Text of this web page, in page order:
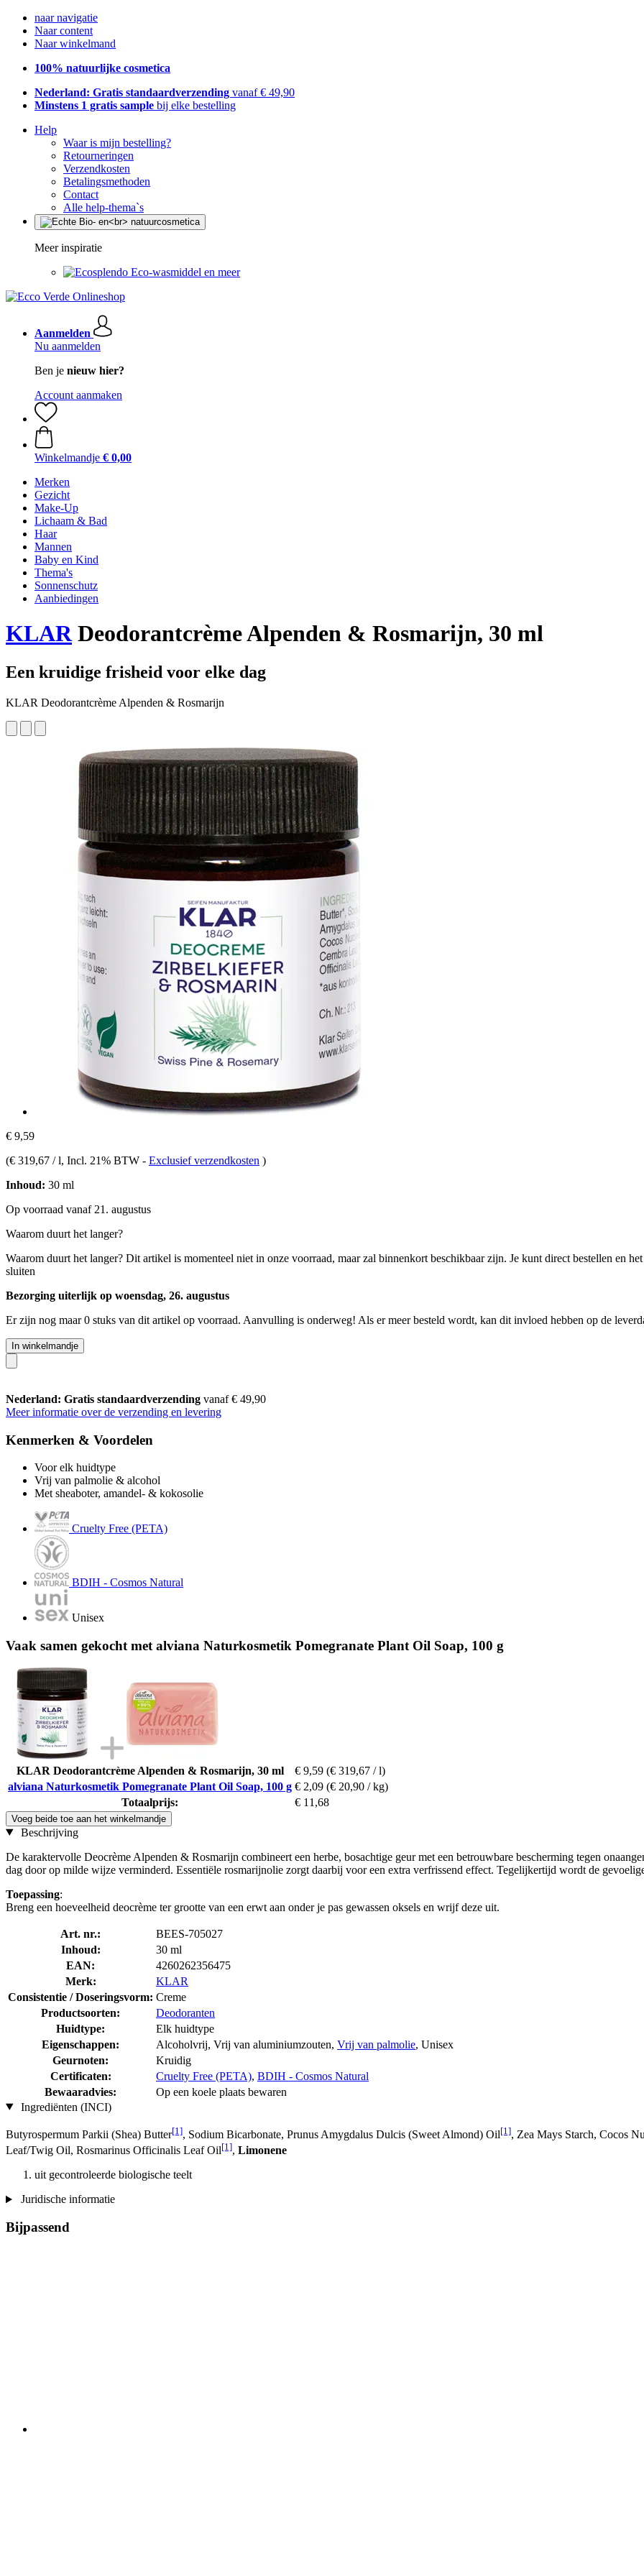
naar navigatie
Naar content
Naar winkelmand
100% natuurlijke cosmetica
Nederland: Gratis standaardverzending vanaf € 49,90
Minstens 1 gratis sample bij elke bestelling
Help
Waar is mijn bestelling?
Retourneringen
Verzendkosten
Betalingsmethoden
Contact
Alle help-thema`s
Meer inspiratie
Eco-wasmiddel en meer
Aanmelden
Nu aanmelden
Ben je nieuw hier?
Account aanmaken
Winkelmandje € 0,00
Merken
Gezicht
Make-Up
Lichaam & Bad
Haar
Mannen
Baby en Kind
Thema's
Sonnenschutz
Aanbiedingen
KLARDeodorantcrème Alpenden & Rosmarijn, 30 ml
Een kruidige frisheid voor elke dag
KLAR Deodorantcrème Alpenden & Rosmarijn
€ 9,59
(€ 319,67 / l, Incl. 21% BTW - Exclusief verzendkosten )
Inhoud: 30 ml
Op voorraad vanaf 21. augustus
Waarom duurt het langer?
Waarom duurt het langer? Dit artikel is momenteel niet in onze voorraad, maar zal binnenkort beschikbaar zijn. Je kunt direct bestellen en
sluiten
Bezorging uiterlijk op woensdag, 26. augustus
Er zijn nog maar 0 stuks van dit artikel op voorraad. Aanvulling is onderweg! Als er meer besteld wordt, kan dit invloed hebben op de
In winkelmandje
Nederland: Gratis standaardverzending vanaf € 49,90
Meer informatie over de verzending en levering
Kenmerken & Voordelen
Voor elk huidtype
Vrij van palmolie & alcohol
Met sheaboter, amandel- & kokosolie
Cruelty Free (PETA)
BDIH - Cosmos Natural
Unisex
Vaak samen gekocht met alviana Naturkosmetik Pomegranate Plant Oil Soap, 100 g
KLAR Deodorantcrème Alpenden & Rosmarijn, 30 ml € 9,59 (€ 319,67 / l)
alviana Naturkosmetik Pomegranate Plant Oil Soap, 100 g € 2,09 (€ 20,90 / kg)
Totaalprijs:
€ 11,68
Voeg beide toe aan het winkelmandje
Beschrijving
De karaktervolle Deocrème Alpenden & Rosmarijn combineert een herbe, bosachtige geur met een betrouwbare bescherming tegen
dag door op milde wijze verminderd. Essentiële rosmarijnolie zorgt daarbij voor een extra verfrissend effect. Tegelijkertijd wordt de
Toepassing:
Breng een hoeveelheid deocrème ter grootte van een erwt aan onder je pas gewassen oksels en wrijf deze uit.
Art. nr.:
BEES-705027
Inhoud:
30 ml
EAN:
4260262356475
Merk:
KLAR
Consistentie / Doseringsvorm: Creme
Productsoorten:
Deodoranten
Huidtype:
Elk huidtype
Eigenschappen:
Alcoholvrij, Vrij van aluminiumzouten, Vrij van palmolie, Unisex
Geurnoten:
Kruidig
Certificaten:
Cruelty Free (PETA), BDIH - Cosmos Natural
Bewaaradvies:
Op een koele plaats bewaren
Ingrediënten (INCI)
Butyrospermum Parkii (Shea) Butter[1], Sodium Bicarbonate, Prunus Amygdalus Dulcis (Sweet Almond) Oil[1], Zea Mays Starch, Cocos
Leaf/Twig Oil, Rosmarinus Officinalis Leaf Oil[1], Limonene
uit gecontroleerde biologische teelt
Juridische informatie
Bijpassend